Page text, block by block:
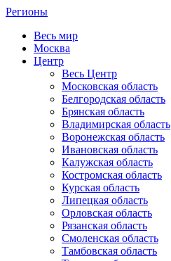
Регионы
Весь мир
Москва
Центр
Весь Центр
Московская область
Белгородская область
Брянская область
Владимирская область
Воронежская область
Ивановская область
Калужская область
Костромская область
Курская область
Липецкая область
Орловская область
Рязанская область
Смоленская область
Тамбовская область